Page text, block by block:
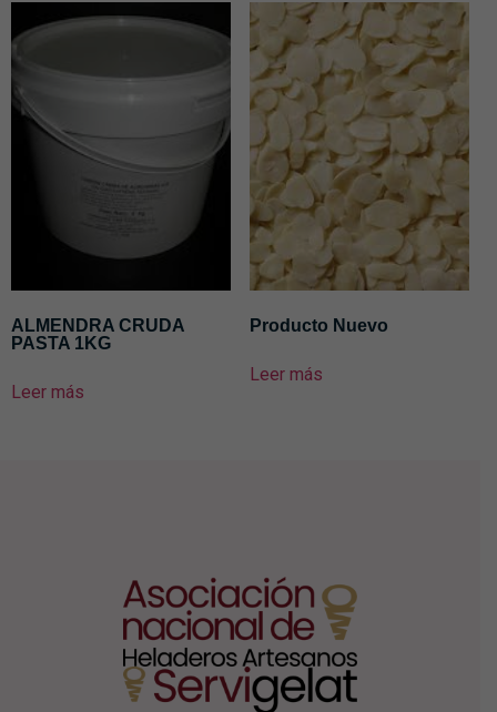
ALMENDRA CRUDA
PASTA 1KG
Leer más
Producto Nuevo
Leer más